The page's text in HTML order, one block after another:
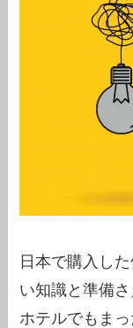
日本で購入し
い知識と準備
ホテルでもま